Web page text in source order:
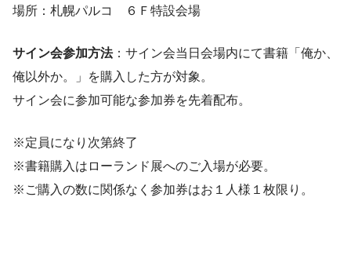
場所：札幌パルコ ６Ｆ特設会場
サイン会参加方法： サイン会当日会場内にて書籍「俺か、
俺以外か。」を購入した方が対象 。
サイン会に参加可能な参加券を先着配布。
※定員になり次第終了
※書籍購入はローランド展へのご入場が必要。
※ご購入の数に関係なく参加券はお１人様１枚限り。